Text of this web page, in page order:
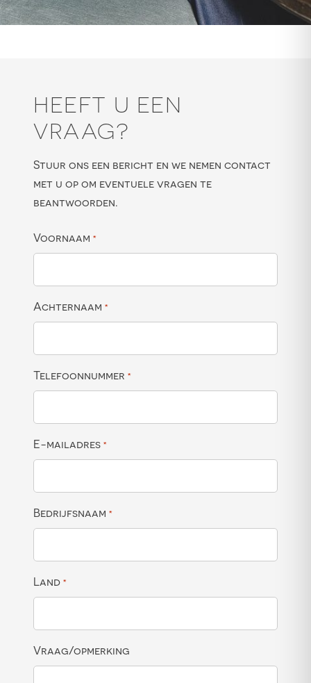
HEEFT U EEN
VRAAG?
Stuur ons een bericht en we nemen contact
met u op om eventuele vragen te
beantwoorden.
Voornaam *
Achternaam *
Telefoonnummer *
E-mailadres *
Bedrijfsnaam *
Land *
Vraag/opmerking